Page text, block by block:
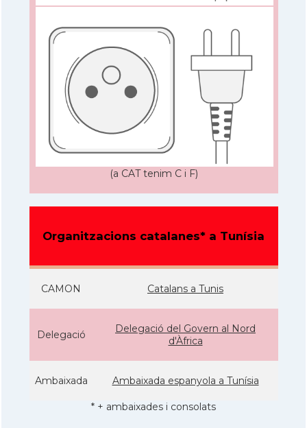
(a CAT tenim C i F)
Organitzacions catalanes* a Tunísia
CAMON Catalans a Tunis
Delegació
Delegació del Govern al Nord
d'Àfrica
Ambaixada Ambaixada espanyola a Tunísia
* + ambaixades i consolats